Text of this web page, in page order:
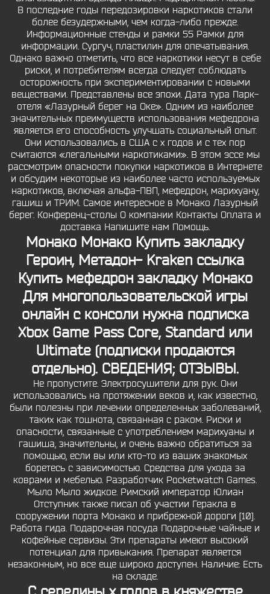
В последние годы передозировки наркотиков стали
более безудержными, чем когда-либо прежде.
Информационные стенды и рамки 55 Рамки для
информации. Сургуч, пластилин для опечатывания.
Однако важно отметить, что все наркотики несут в себе
риски, и потребителям всегда следует соблюдать
осторожность при экспериментировании с новыми
веществами. Представлены все эпохи. Дата тура Парк-
отеля «Лазурный берег на Оке». Одним из наиболее
значительных преимуществ использования мефедрона
является его способность улучшать социальный опыт.
Они использовались в США с х годов и с тех пор
считаются «легальными наркотиками». В этом эссе мы
рассмотрим опасности покупки наркотиков в Интернете
и обсудим некоторые из наиболее часто используемых
наркотиков, включая альфа-ПВП, мефедрон, марихуану,
гашиш и ТРИМ. Самое интересное в Монако Лазурный
берег. Конференц-столы О компании Контакты Оплата и
доставка Напишите нам Помощь.
Монако Монако Купить закладку
Героин, Метадон- Kraken ссылка
Купить мефедрон закладку Монако
Для многопользовательской игры
онлайн с консоли нужна подписка
Xbox Game Pass Core, Standard или
Ultimate (подписки продаются
отдельно). СВЕДЕНИЯ; ОТЗЫВЫ.
Не пропустите. Электросушители для рук. Они
использовались на протяжении веков и, как известно,
были полезны при лечении определенных заболеваний,
таких как тошнота, связанная с раком. Риски и
опасности, связанные с употреблением марихуаны и
гашиша, значительны, и очень важно обратиться за
помощью, если вы или кто-то из ваших знакомых
боретесь с зависимостью. Средства для ухода за
коврами и мебелью. Разработчик Pocketwatch Games.
Мыло Мыло жидкое. Римский император Юлиан
Отступник также писал об участии Геракла в
сооружении порта Монако и прибрежной дороги [10].
Работа гида. Подарочная посуда Подарочные чайные и
кофейные сервизы. Эти препараты имеют высокий
потенциал для привыкания. Препарат является
незаконным, но все еще широко доступен. Наличиe: Есть
на складе.